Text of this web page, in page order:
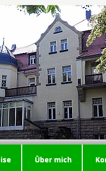
Über mich